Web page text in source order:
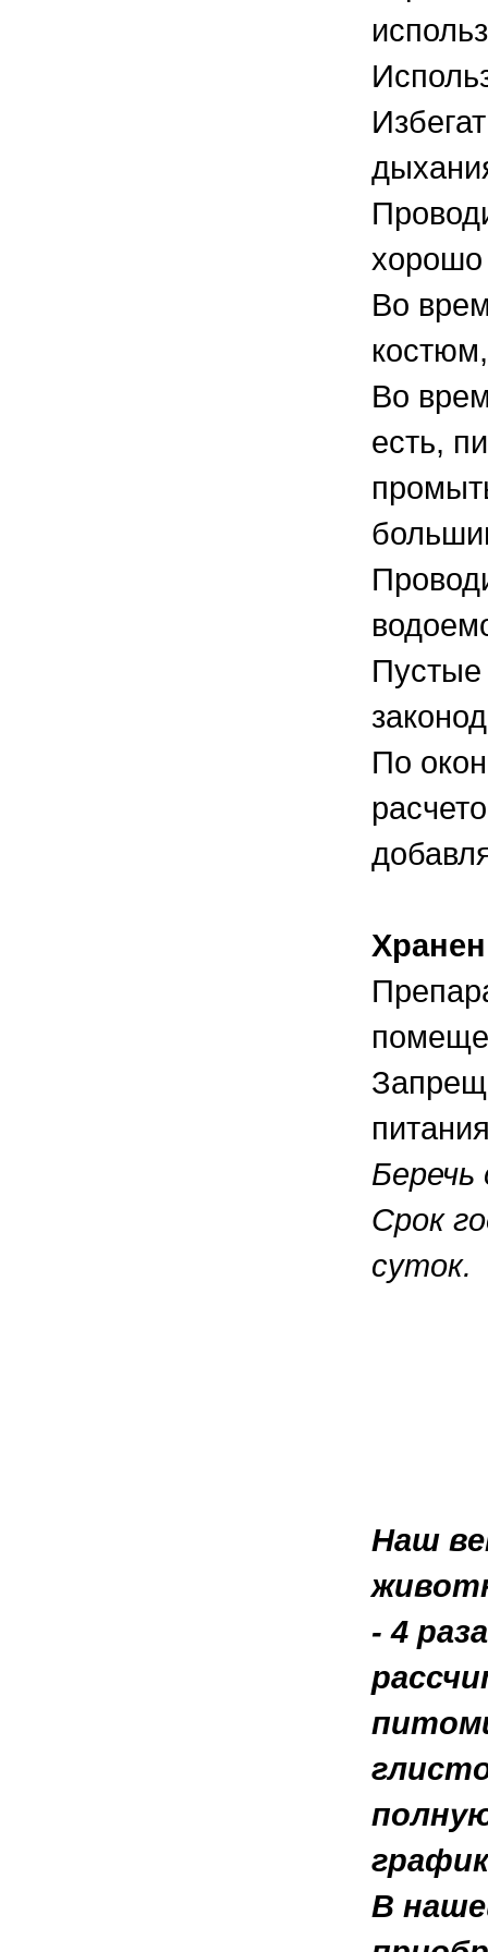
Во
Во
есть,
Пустые
По
Срок
суток.
Наш
- 4
В